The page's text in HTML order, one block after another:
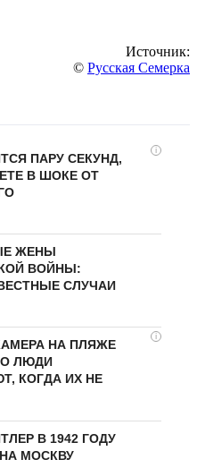
Источник:
© Русская Семерка
i
ПАРУ СЕКУНД,
В ШОКЕ ОТ
ЖЕНЫ
ВОЙНЫ:
СЛУЧАИ
i
НА ПЛЯЖЕ
ЛЮДИ
КОГДА ИХ НЕ
В 1942 ГОДУ
МОСКВУ